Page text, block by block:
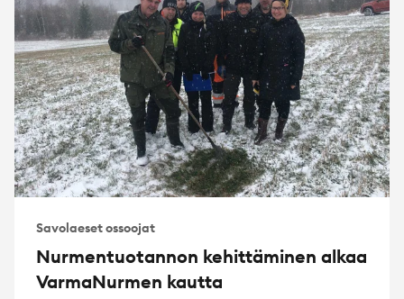
Savolaeset ossoojat
Nurmentuotannon kehittäminen alkaa
VarmaNurmen kautta